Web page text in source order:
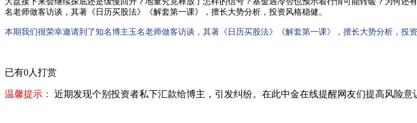
名老师做客访谈，其著《日历买股法》《解套第一课》，擅长大势分析，投资风格稳健。
本期我们很荣幸邀请到了知名博主玉名老师做客访谈，其著《日历买股法》《解套第一课》，擅长大势分析，投
已有0人打赏
温馨提示： 近期发现个别投资者私下汇款给博主，引发纠纷。在此中金在线提醒网友们提高风险意